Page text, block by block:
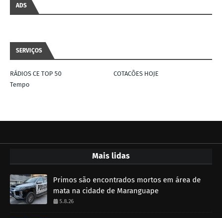
ADS
SERVIÇOS
RÁDIOS CE TOP 50
COTACÕES HOJE
Tempo
Mais lidas
Primos são encontrados mortos em área de
mata na cidade de Maranguape
5.8.26